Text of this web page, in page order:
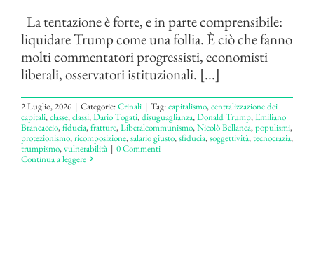
La tentazione è forte, e in parte comprensibile:
liquidare Trump come una follia. È ciò che fanno
molti commentatori progressisti, economisti
liberali, osservatori istituzionali. [...]
2 Luglio, 2026 | Categorie:Crinali | Tag:capitalismo,centralizzazione dei
capitali,classe,classi,Dario Togati,disuguaglianza,Donald Trump,Emiliano
Brancaccio,fiducia,fratture,Liberalcommunismo,Nicolò Bellanca,populismi,
protezionismo,ricomposizione,salario giusto,sfiducia,soggettività,tecnocrazia,
trumpismo,vulnerabilità | 0 Commenti
Continua a leggere